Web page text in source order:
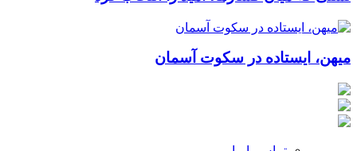
میهن، ایستاده در سکوت آسمان